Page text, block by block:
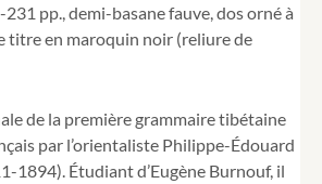
pp., demi-basane fauve, dos orné à
titre en maroquin noir (reliure de
de la première grammaire tibétaine
par l’orientaliste Philippe-Édouard
1894). Étudiant d’Eugène Burnouf, il